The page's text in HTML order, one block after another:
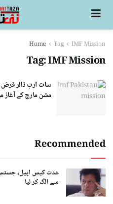
Home Tag IMF Mission
Tag:IMF Mission
سات ارب ڈالر قرض
مشن مارچ کے آغاز
Recommended
عدت کیس اپیل،
سے الگ کر لیا